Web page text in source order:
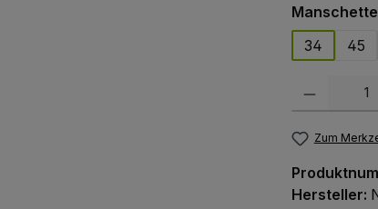
34
45
Produkt
Zum
Hersteller: